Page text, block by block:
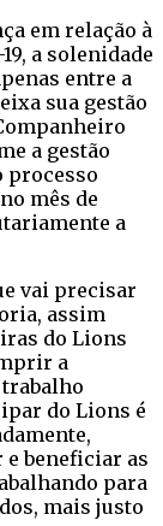
em relação à
a solenidade
entre a
sua gestão
a gestão
processo
mês de
a
vai precisar
assim
do Lions
a
do Lions é
beneficiar as
para
mais justo